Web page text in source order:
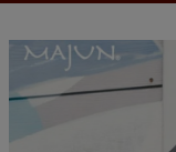
メンズ
レディース